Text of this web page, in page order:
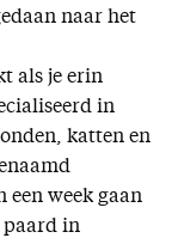
naar het
als je erin
in
katten en
een week gaan
paard in